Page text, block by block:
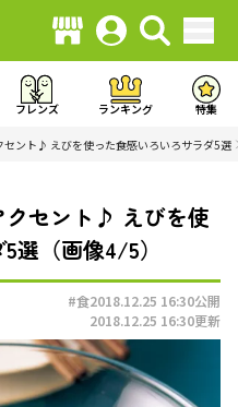
フレンズ ランキング 特集
セント♪ えびを使った食感いろいろサラダ5選
クセント♪ えびを使
選（画像4/5）
#食2018.12.25 16:30公開
2018.12.25 16:30更新